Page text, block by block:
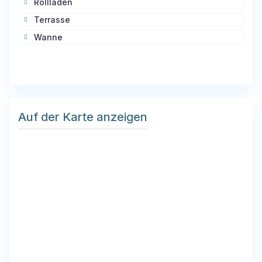
Terrasse
Wanne
Auf der Karte anzeigen